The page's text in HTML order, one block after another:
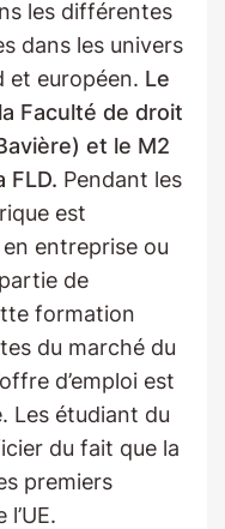
les différentes
dans les univers
et européen. Le
Faculté de droit
et le M2
FLD. Pendant les
est
entreprise ou
de
formation
du marché du
d’emploi est
Les étudiant du
du fait que la
premiers